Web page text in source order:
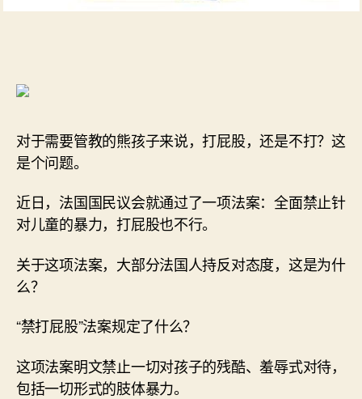
对于需要管教的熊孩子来说，打屁股，还是不打？这
是个问题。
近日，法国国民议会就通过了一项法案：全面禁止针
对儿童的暴力，打屁股也不行。
关于这项法案，大部分法国人持反对态度，这是为什
么？
“禁打屁股”法案规定了什么？
这项法案明文禁止一切对孩子的残酷、羞辱式对待，
包括一切形式的肢体暴力。